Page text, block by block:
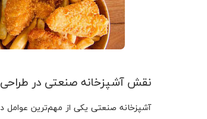
نقش آشپزخانه صنعتی در
آشپزخانه صنعتی یکی از مهم‌ترین